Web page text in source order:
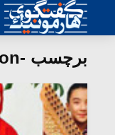
برچسب -ganoon